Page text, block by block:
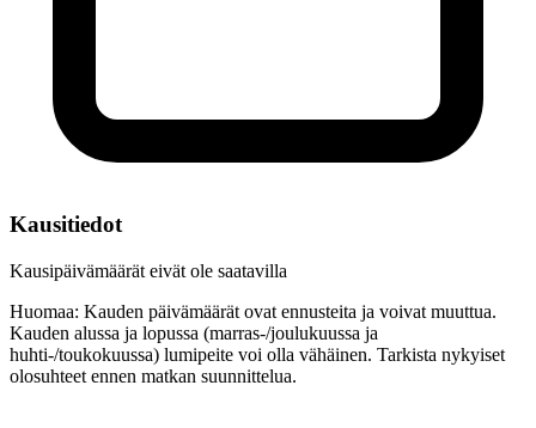
Kausitiedot
Kausipäivämäärät eivät ole saatavilla
Huomaa: Kauden päivämäärät ovat ennusteita ja voivat muuttua.
Kauden alussa ja lopussa (marras-/joulukuussa ja
huhti-/toukokuussa) lumipeite voi olla vähäinen. Tarkista nykyiset
olosuhteet ennen matkan suunnittelua.